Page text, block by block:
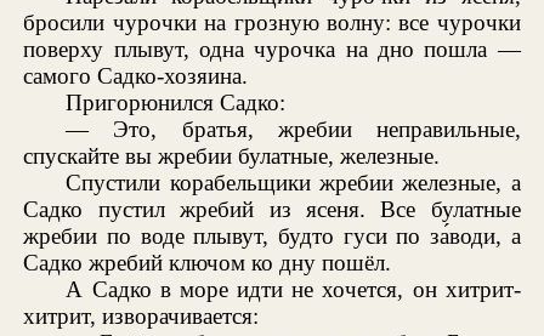
бросили чурочки на грозную волну: все чурочки
поверху плывут, одна чурочка на дно пошла —
самого Садко-хозяина.
Пригорюнился Садко:
— Это, братья, жребии неправильные,
спускайте вы жребии булатные, железные.
Спустили корабельщики жребии железные, а
Садко пустил жребий из ясеня. Все булатные
жребии по воде плывут, будто гуси по за́води, а
Садко жребий ключом ко дну пошёл.
А Садко в море идти не хочется, он хитрит-
хитрит, изворачивается: